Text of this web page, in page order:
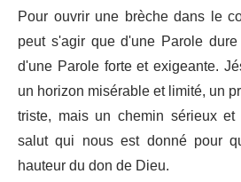
Pour ouvrir une brèche dans le
peut s'agir que d'une Parole
d'une Parole forte et exigeante.
un horizon misérable et limité, un
triste, mais un chemin sérieux
salut qui nous est donné pour
hauteur du don de Dieu.